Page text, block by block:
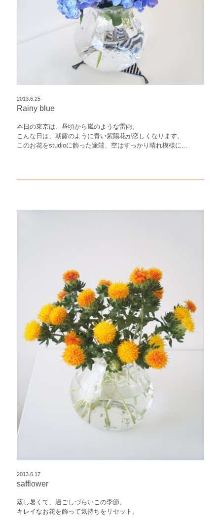
2013.6.25
Rainy blue
本日の東京は、昼頃から嵐のような雷雨。
こんな日は、朝露のように青い紫陽花が恋しくなります。
このお花をstudioに飾った途端、空はすっかり晴れ模様に…
2013.6.17
safflower
蒸し暑くて、過ごしづらいこの季節、
キレイなお花を飾って気持ちをリセット。